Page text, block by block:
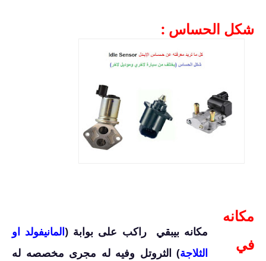
شكل الحساس :
مكانه
في
مكانه بيبقي راكب على بوابة (المانيفولد او
الثلاجة) الثروتل وفيه له مجرى مخصصه له